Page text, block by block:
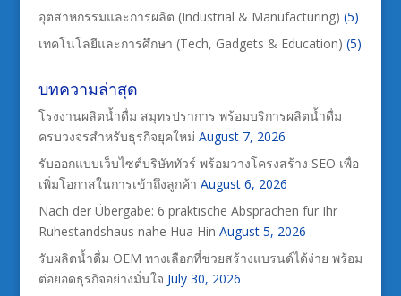
อุตสาหกรรมและการผลิต (Industrial & Manufacturing) (5)
เทคโนโลยีและการศึกษา (Tech, Gadgets & Education) (5)
บทความล่าสุด
โรงงานผลิตน้ำดื่ม สมุทรปราการ พร้อมบริการผลิตน้ำดื่ม
ครบวงจรสำหรับธุรกิจยุคใหม่ August 7, 2026
รับออกแบบเว็บไซต์บริษัททัวร์ พร้อมวางโครงสร้าง SEO เพื่อ
เพิ่มโอกาสในการเข้าถึงลูกค้า August 6, 2026
Nach der Übergabe: 6 praktische Absprachen für Ihr
Ruhestandshaus nahe Hua Hin August 5, 2026
รับผลิตน้ำดื่ม OEM ทางเลือกที่ช่วยสร้างแบรนด์ได้ง่าย พร้อม
ต่อยอดธุรกิจอย่างมั่นใจ July 30, 2026